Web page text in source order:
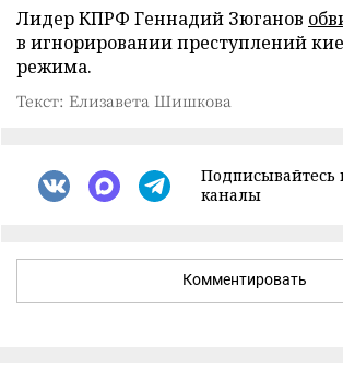
Лидер КПРФ Геннадий Зюганов
в игнорировании преступлений
режима.
Текст: Елизавета Шишкова
каналы
Комментировать